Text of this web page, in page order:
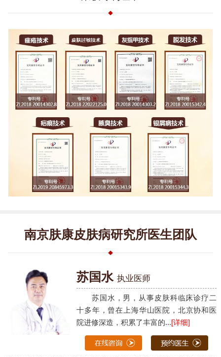
南京肤康皮肤病研究所医生团队
苏国水 执业医师
苏国水，男，从事皮肤科临床诊疗二
十多年，曾在上海华山医院，北京协和医
院进修深造，积累了丰富的...[详细]